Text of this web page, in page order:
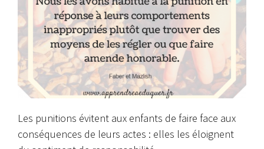
Les punitions évitent aux enfants de faire face aux
conséquences de leurs actes : elles les éloignent